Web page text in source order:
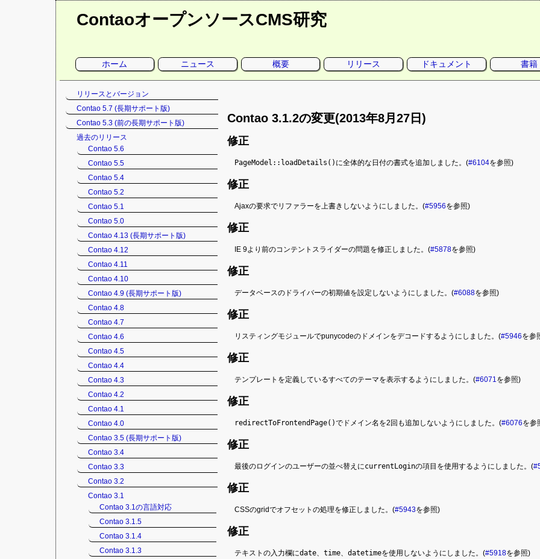
ContaoオープンソースCMS研究
ー
ホーム ニュース 概要 リリース ドキュメント 書籍
Contao 3.1.2の変更(2013年8月27日)
修正
PageModel::loadDetails() に全体的な日付の書式を追加しました。(#6104を参照)
修正
Ajaxの要求でリファラーを上書きしないようにしました。(#5956を参照)
修正
IE 9より前のコンテントスライダーの問題を修正しました。(#5878を参照)
修正
データベースのドライバーの初期値を設定しないようにしました。(#6088を参照)
修正
リスティングモジュールでpunycodeのドメインをデコードするようにしました。(#5946を参
修正
テンプレートを定義しているすべてのテーマを表示するようにしました。(#6071を参照)
修正
redirectToFrontendPage()でドメイン名を2回も追加しないようにしました。(#6076を参
修正
最後のログインのユーザーの並べ替えにcurrentLoginの項目を使用するようにしました。(
修正
CSSのgridでオフセットの処理を修正しました。(#5943を参照)
修正
テキストの入力欄にdate、time、datetimeを使用しないようにしました。(#5918を参照)
ゲ
ー
リリースとバージョン
Contao 5.7 (長期サポート版)
Contao 5.3 (前の長期サポート版)
過去のリリース
Contao 5.6
Contao 5.5
Contao 5.4
Contao 5.2
Contao 5.1
Contao 5.0
Contao 4.13 (長期サポート版)
Contao 4.12
Contao 4.11
Contao 4.10
Contao 4.9 (長期サポート版)
Contao 4.8
Contao 4.7
Contao 4.6
Contao 4.5
Contao 4.4
Contao 4.3
Contao 4.2
Contao 4.1
Contao 4.0
Contao 3.5 (長期サポート版)
Contao 3.4
Contao 3.3
Contao 3.2
Contao 3.1
Contao 3.1の言語対応
Contao 3.1.5
Contao 3.1.4
Contao 3.1.3